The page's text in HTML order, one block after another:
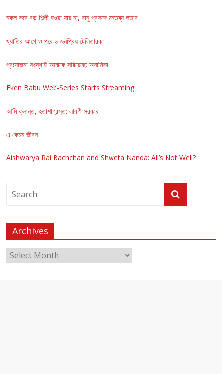
নকল করে বড় শিল্পী হওয়া যায় না, রানু প্রসঙ্গে মন্তব্য লতার
খ্যাতির আগে ও পরে ৬ জনপ্রিয় টেলিতারকা
প্রযোজনা সংস্থাই আমাকে সরিয়েছে: অনামিকা
Eken Babu Web-Series Starts Streaming
আমি ক্লান্ত, হতাশাগ্রস্ত: লাবণী সরকার
এ কেমন জীবন
Aishwarya Rai Bachchan and Shweta Nanda: All’s Not Well?
Archives